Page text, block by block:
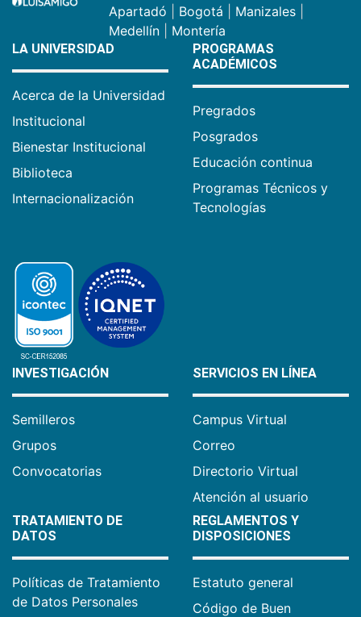
Apartadó Bogotá Manizales
Medellín
Montería
LA UNIVERSIDAD
Acerca de la Universidad
Institucional
Bienestar Institucional
Biblioteca
Internacionalización
PROGRAMAS
ACADÉMICOS
Pregrados
Posgrados
Educación continua
Programas Técnicos y
Tecnologías
INVESTIGACIÓN
Semilleros
Grupos
Convocatorias
SERVICIOS EN LÍNEA
Campus Virtual
Correo
Directorio Virtual
Atención al usuario
TRATAMIENTO DE
DATOS
Políticas de Tratamiento
de Datos Personales
REGLAMENTOS Y
DISPOSICIONES
Estatuto general
Código de Buen